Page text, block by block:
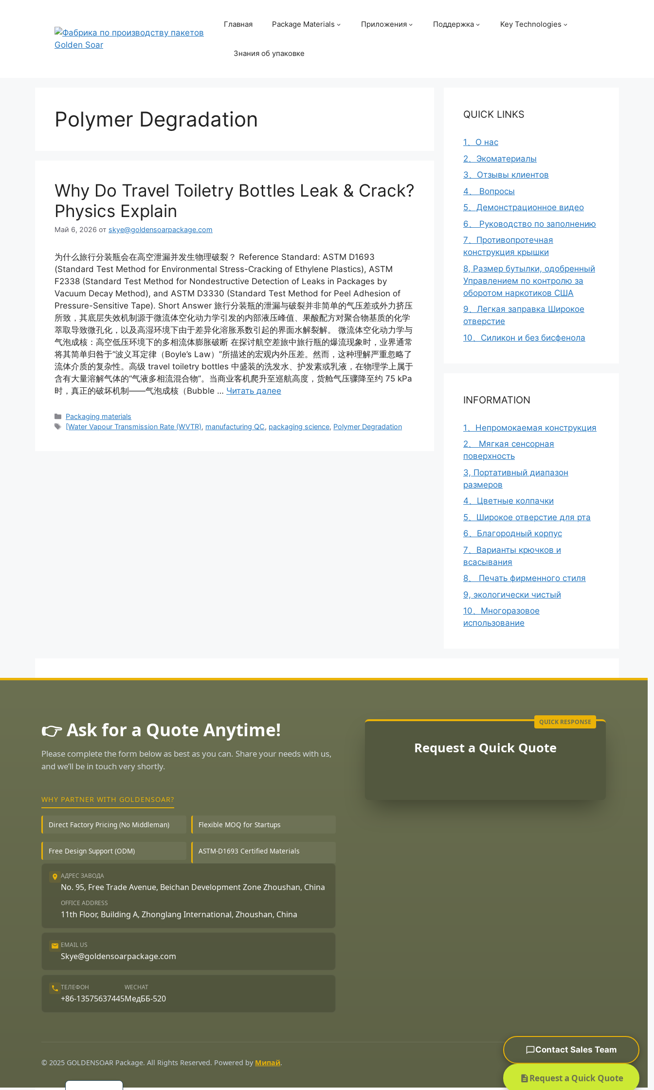
содержимому
Главная Package Materials Приложения Поддержка Key Technologies
Знания об упаковке
Polymer Degradation
Why Do Travel Toiletry Bottles Leak & Crack?
Physics Explain
Май 6, 2026 от skye@goldensoarpackage.com
为什么旅行分装瓶会在高空泄漏并发生物理破裂？ Reference Standard: ASTM D1693
(Standard Test Method for Environmental Stress-Cracking of Ethylene Plastics), ASTM
F2338 (Standard Test Method for Nondestructive Detection of Leaks in Packages by
Vacuum Decay Method), and ASTM D3330 (Standard Test Method for Peel Adhesion of
Pressure-Sensitive Tape). Short Answer 旅行分装瓶的泄漏与破裂并非简单的气压差或外力挤压
所致，其底层失效机制源于微流体空化动力学引发的内部液压峰值、果酸配方对聚合物基质的化学
萃取导致微孔化，以及高湿环境下由于差异化溶胀系数引起的界面水解裂解。 微流体空化动力学与
气泡成核：高空低压环境下的多相流体膨胀破断 在探讨航空差旅中旅行瓶的爆流现象时，业界通常
将其简单归咎于“波义耳定律（Boyle’s Law）”所描述的宏观内外压差。然而，这种理解严重忽略了
流体介质的复杂性。高级 travel toiletry bottles 中盛装的洗发水、护发素或乳液，在物理学上属于
含有大量溶解气体的“气液多相流混合物”。当商业客机爬升至巡航高度，货舱气压骤降至约 75 kPa
时，真正的破坏机制——气泡成核（Bubble … Читать далее
Рубрики
Packaging materials
Метки
[Water Vapour Transmission Rate (WVTR), manufacturing QC, packaging science, Polymer Degradation
QUICK LINKS
1、О нас
2、Экоматериалы
3、Отзывы клиентов
4、 Вопросы
5、Демонстрационное видео
6、 Руководство по заполнению
7、Противопротечная
конструкция крышки
8, Размер бутылки, одобренный
Управлением по контролю за
оборотом наркотиков США
9、Легкая заправка Широкое
отверстие
10、Силикон и без бисфенола
INFORMATION
1、Непромокаемая конструкция
2、 Мягкая сенсорная
поверхность
3, Портативный диапазон
размеров
4、Цветные колпачки
5、Широкое отверстие для рта
6、Благородный корпус
7、Варианты крючков и
всасывания
8、 Печать фирменного стиля
9, экологически чистый
10、Многоразовое
использование
👉 Ask for a Quote Anytime!
Please complete the form below as best as you can. Share your needs with us,
and we’ll be in touch very shortly.
WHY PARTNER WITH GOLDENSOAR?
Direct Factory Pricing (No Middleman) Flexible MOQ for Startups
Free Design Support (ODM) ASTM-D1693 Certified Materials
АДРЕС ЗАВОДА
No. 95, Free Trade Avenue, Beichan Development Zone Zhoushan, China
OFFICE ADDRESS
11th Floor, Building A, Zhonglang International, Zhoushan, China
EMAIL US
Skye@goldensoarpackage.com
ТЕЛЕФОН
+86-13575637445
WECHAT
МедББ-520
Request a Quick Quote
© 2025 GOLDENSOAR Package. All Rights Reserved. Powered by Мипай. Sitemap
Contact Sales Team
Request a Quick Quote
Español
العربية